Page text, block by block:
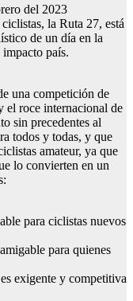
del 2023
la Ruta 27, está
de un día en la
país.
una competición de
el roce internacional de
sin precedentes al
todos y todas, y que
amateur, ya que
lo convierten en un
para ciclistas nuevos
para quienes
exigente y competitiva